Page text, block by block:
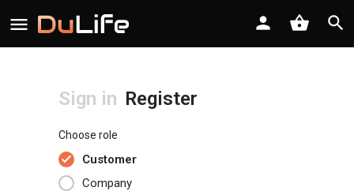
Sign in Register
Choose role
Customer
Company